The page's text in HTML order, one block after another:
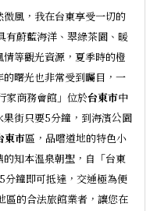
風，我在台東享受一切的
有蔚藍海洋、翠綠茶園、暖
等觀光資源，夏季時的橙
曙光也非常受到矚目，一
家商務會館」位於台東市中
街只要5分鐘，到海濱公園
東市區，品嚐道地的特色小
知本溫泉朝聖，自「台東
分鐘即可抵達，交通極為便
區的合法旅館業者，讓您在